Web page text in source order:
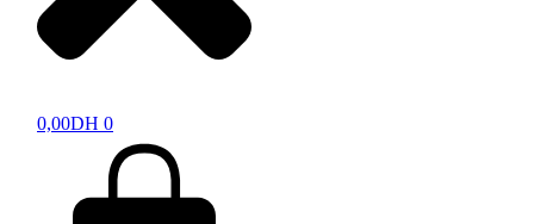
0,00DH 0